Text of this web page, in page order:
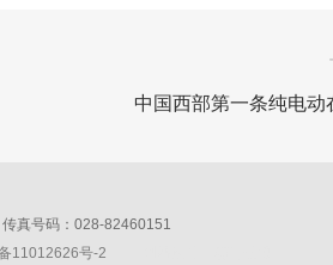
中国西部第一条纯电
传真号码：028-82460151
11012626号-2